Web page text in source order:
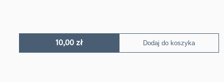
10,00zł Dodaj do koszyka